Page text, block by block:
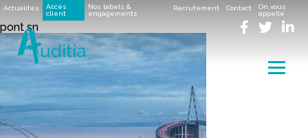
Actualités
Accès
client
Nos labels &
engagements
Recrutement Contact
On vous
appelle
Accueil>Notre cabinet comptable à Saint-Nazaire>pont
pont sn